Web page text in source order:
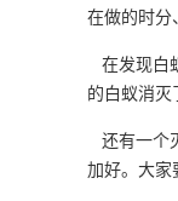
在做的时分
在发现白
的白蚁消灭
还有一个
加好。大家